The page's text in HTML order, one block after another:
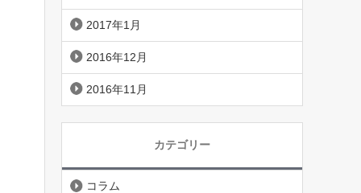
2017年1月
2016年12月
2016年11月
カテゴリー
コラム